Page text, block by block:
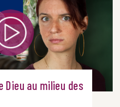
Dieu au milieu des